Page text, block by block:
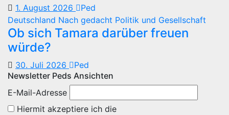
1. August 2026
Ped
Deutschland Nach gedacht Politik und Gesellschaft
Ob sich Tamara darüber freuen
würde?
30. Juli 2026
Ped
Newsletter Peds Ansichten
E-Mail-Adresse
Hiermit akzeptiere ich die